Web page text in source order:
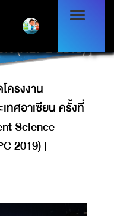
กวดโครงงาน
ศอาเซียน ครั้งที่ 5
SCIENCE
(ASPC 2019) ]
ครงงาน
ทศอาเซียน ครั้งที่
Science
2019) ]